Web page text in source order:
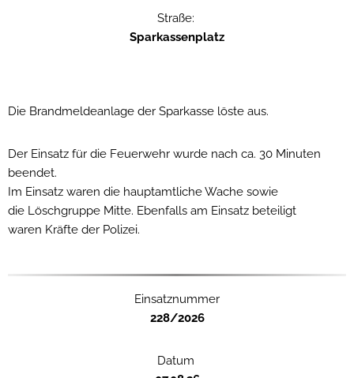
Straße:
Sparkassenplatz
Die Brandmeldeanlage der Sparkasse löste aus.
Der Einsatz für die Feuerwehr wurde nach ca. 30 Minuten
beendet.
Im Einsatz waren die hauptamtliche Wache sowie
die Löschgruppe Mitte. Ebenfalls am Einsatz beteiligt
waren Kräfte der Polizei.
Einsatznummer
228/2026
Datum